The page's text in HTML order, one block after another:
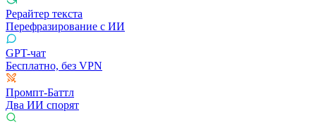
Рерайтер текста
Перефразирование с ИИ
GPT-чат
Бесплатно, без VPN
Промпт-Баттл
Два ИИ спорят